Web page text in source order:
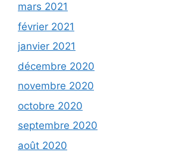
mars 2021
février 2021
janvier 2021
décembre 2020
novembre 2020
octobre 2020
septembre 2020
août 2020